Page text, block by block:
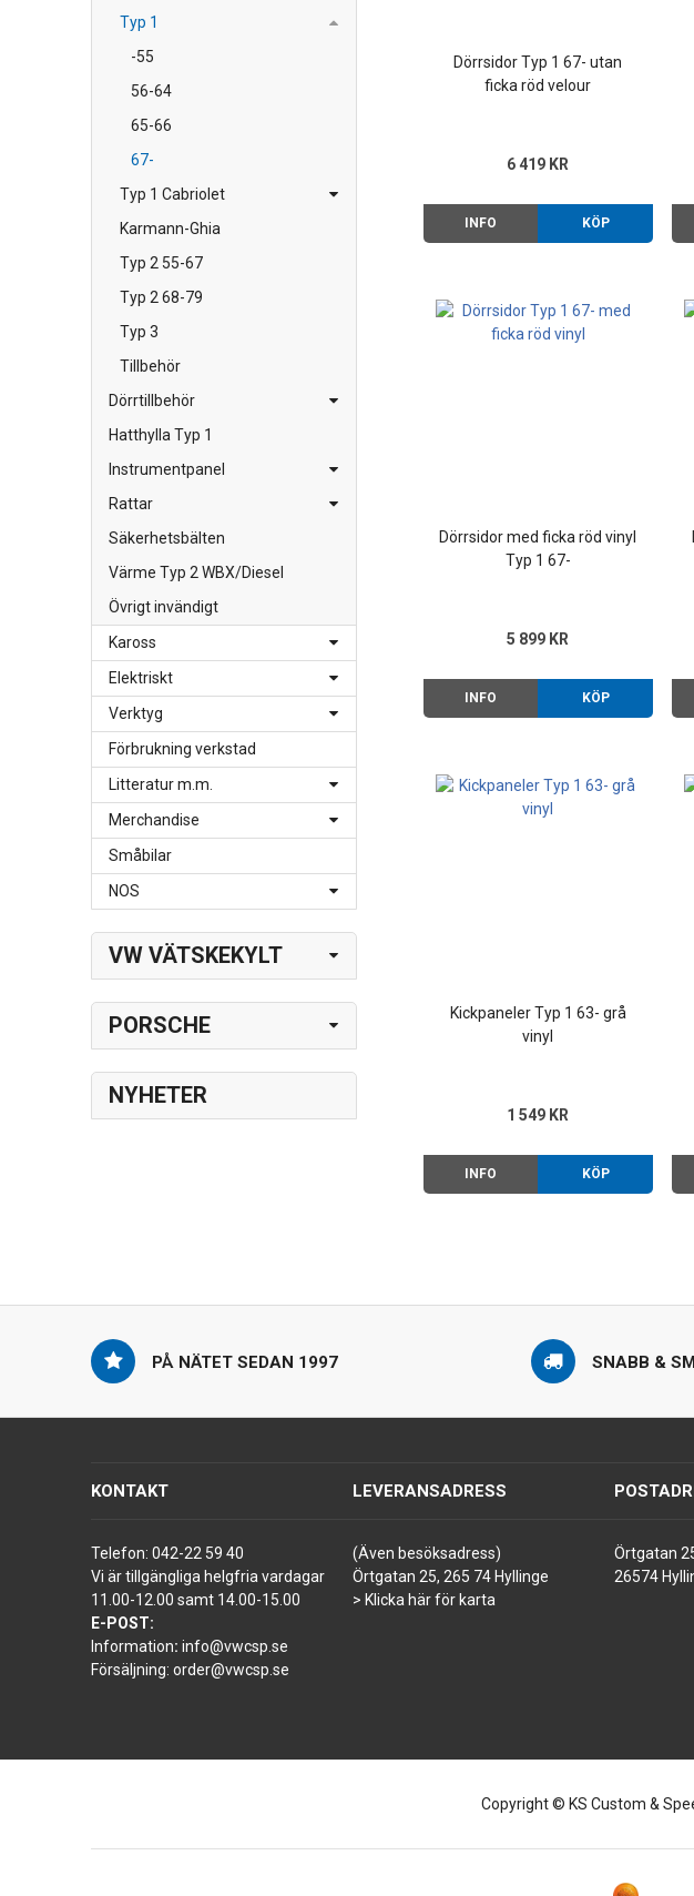
Typ 1
-55
56-64
65-66
67-
Typ 1 Cabriolet
Karmann-Ghia
Typ 2 55-67
Typ 2 68-79
Typ 3
Tillbehör
Dörrtillbehör
Hatthylla Typ 1
Instrumentpanel
Rattar
Säkerhetsbälten
Värme Typ 2 WBX/Diesel
Övrigt invändigt
Kaross
Elektriskt
Verktyg
Förbrukning verkstad
Litteratur m.m.
Merchandise
Småbilar
NOS
VW VÄTSKEKYLT
PORSCHE
NYHETER
Dörrsidor Typ 1 67- utan
ficka röd velour
6 419 KR
INFO KÖP
Dörrsidor med ficka röd vinyl
Typ 1 67-
5 899 KR
INFO KÖP
Kickpaneler Typ 1 63- grå
vinyl
1 549 KR
INFO KÖP
PÅ NÄTET SEDAN 1997 SNABB &
KONTAKT
Telefon: 042-22 59 40
Vi är tillgängliga helgfria vardagar
11.00-12.00 samt 14.00-15.00
E-POST:
Information: info@vwcsp.se
Försäljning: order@vwcsp.se
LEVERANSADRESS
(Även besöksadress)
Örtgatan 25, 265 74 Hyllinge
> Klicka här för karta
Örtgatan
26574
Copyright © KS Custom &